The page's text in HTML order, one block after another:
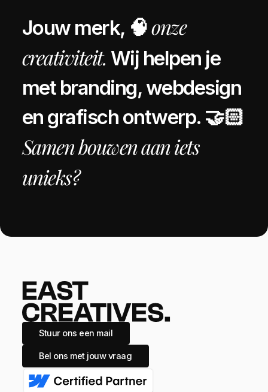
Jouw merk, 🧠onze
creativiteit. Wij helpen je
met branding, webdesign
en grafisch ontwerp. 🤝🏻
Samen bouwen aan iets
unieks?
Stuur ons een mail
Bel ons met jouw vraag